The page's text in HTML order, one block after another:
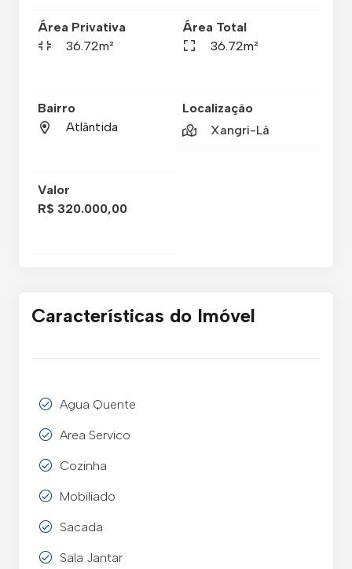
Área Privativa
36.72m²
Área Total
36.72m²
Bairro
Atlântida
Localização
Xangri-Lá
Valor
R$ 320.000,00
Características do Imóvel
Agua Quente
Area Servico
Cozinha
Mobiliado
Sacada
Sala Jantar